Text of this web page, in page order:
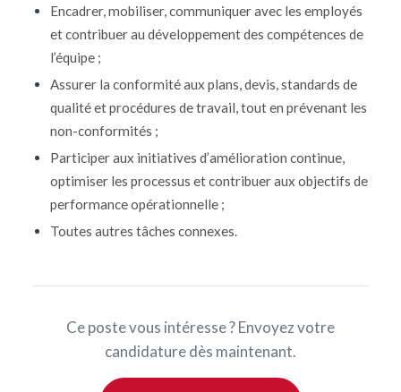
Encadrer, mobiliser, communiquer avec les employés
et contribuer au développement des compétences de
l’équipe ;
Assurer la conformité aux plans, devis, standards de
qualité et procédures de travail, tout en prévenant les
non-conformités ;
Participer aux initiatives d’amélioration continue,
optimiser les processus et contribuer aux objectifs de
performance opérationnelle ;
Toutes autres tâches connexes.
Ce poste vous intéresse ? Envoyez votre
candidature dès maintenant.